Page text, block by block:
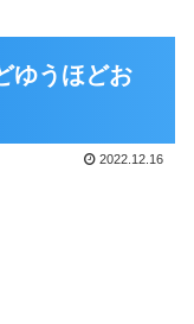
ゆうほどお
2022.12.16